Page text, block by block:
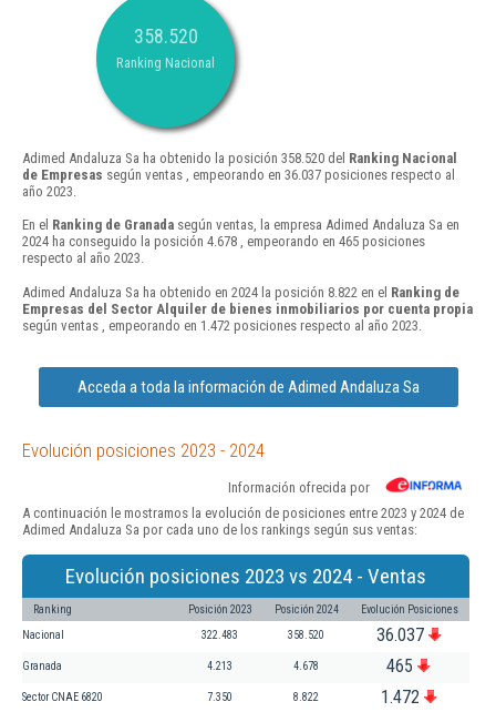
358.520
Ranking Nacional
Adimed Andaluza Sa ha obtenido la posición 358.520 del Ranking Nacional
de Empresas según ventas , empeorando en 36.037 posiciones respecto al
año 2023.
En el Ranking de Granada según ventas, la empresa Adimed Andaluza Sa en
2024 ha conseguido la posición 4.678 , empeorando en 465 posiciones
respecto al año 2023.
Adimed Andaluza Sa ha obtenido en 2024 la posición 8.822 en el Ranking de
Empresas del Sector Alquiler de bienes inmobiliarios por cuenta propia
según ventas , empeorando en 1.472 posiciones respecto al año 2023.
Acceda a toda la información de Adimed Andaluza Sa
Evolución posiciones 2023 - 2024
Información ofrecida por
A continuación le mostramos la evolución de posiciones entre 2023 y 2024 de
Adimed Andaluza Sa por cada uno de los rankings según sus ventas:
Evolución posiciones 2023 vs 2024 - Ventas
Ranking Posición 2023 Posición 2024 Evolución Posiciones
Nacional 322.483 358.520 36.037
Granada 4.213 4.678 465
Sector CNAE 6820 7.350 8.822 1.472